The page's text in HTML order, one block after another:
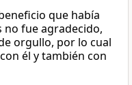
que había
no fue agradecido,
orgullo, por lo cual
él y también con